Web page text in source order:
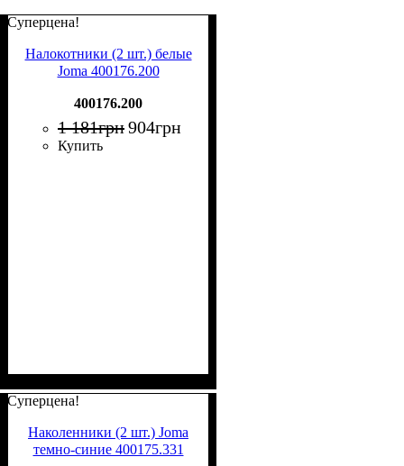
Суперцена!
Налокотники (2 шт.) белые
Joma 400176.200
400176.200
1 181грн904грн
Купить
Суперцена!
Наколенники (2 шт.) Joma
темно-синие 400175.331